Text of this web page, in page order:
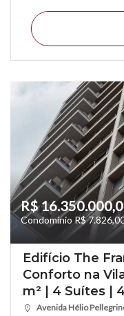
R$
Condomínio R$
Edifício The
Conforto na
m² | 4 Suítes |
Avenida Hélio